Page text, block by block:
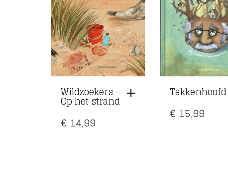
Wildzoekers –
Op het strand
€ 14,99
Takkenhoofd
€ 15,99